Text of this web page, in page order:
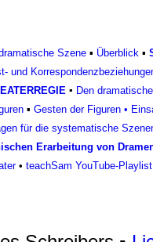
Szene ▪ Überblick ▪
und
▪ Den
▪ Gesten der Figuren •
für die systematische
Erarbeitung von
• teachSam YouTube-